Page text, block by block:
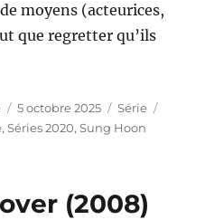
moyens (acteurices,
que regretter qu’ils
Publié
le
5 octobre 2025 Catégories
Série
,Séries 2020,Sung Hoon
(2008)